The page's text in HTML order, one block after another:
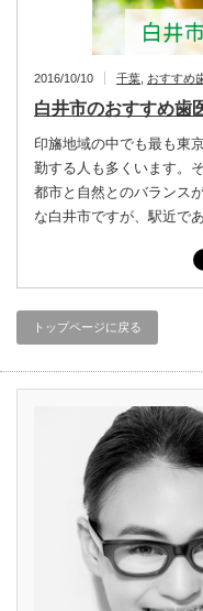
2016/10/10 千葉 おすすめ
白井市のおすすめ歯
印旛地域の中でも最も東
勤する人も多くいます。
都市と自然とのバランス
な白井市ですが、駅近で
トップページに戻る